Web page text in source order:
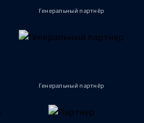
Генеральный партнёр
Генеральный партнёр